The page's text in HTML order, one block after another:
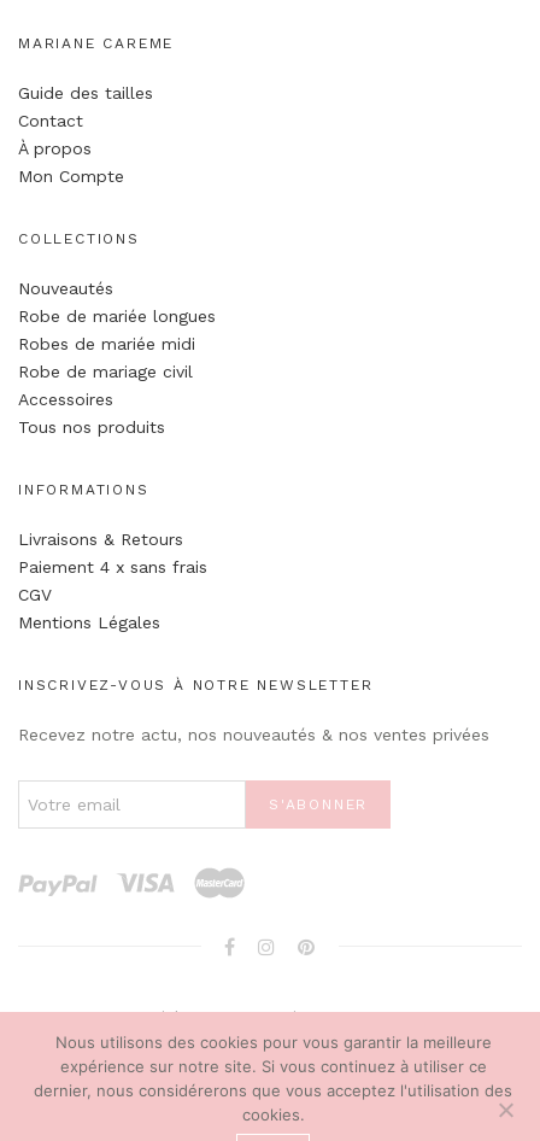
MARIANE CAREME
Guide des tailles
Contact
À propos
Mon Compte
COLLECTIONS
Nouveautés
Robe de mariée longues
Robes de mariée midi
Robe de mariage civil
Accessoires
Tous nos produits
INFORMATIONS
Livraisons & Retours
Paiement 4 x sans frais
CGV
Mentions Légales
INSCRIVEZ-VOUS À NOTRE NEWSLETTER
Recevez notre actu, nos nouveautés & nos ventes privées
Copyright © 2018 marianecareme.com
Nous utilisons des cookies pour vous garantir la meilleure
expérience sur notre site. Si vous continuez à utiliser ce
dernier, nous considérerons que vous acceptez l'utilisation des
cookies.